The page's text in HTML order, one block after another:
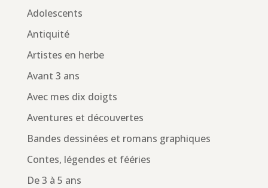
Adolescents
Antiquité
Artistes en herbe
Avant 3 ans
Avec mes dix doigts
Aventures et découvertes
Bandes dessinées et romans graphiques
Contes, légendes et fééries
De 3 à 5 ans